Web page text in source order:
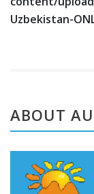
Uzbekistan-
ABOUT